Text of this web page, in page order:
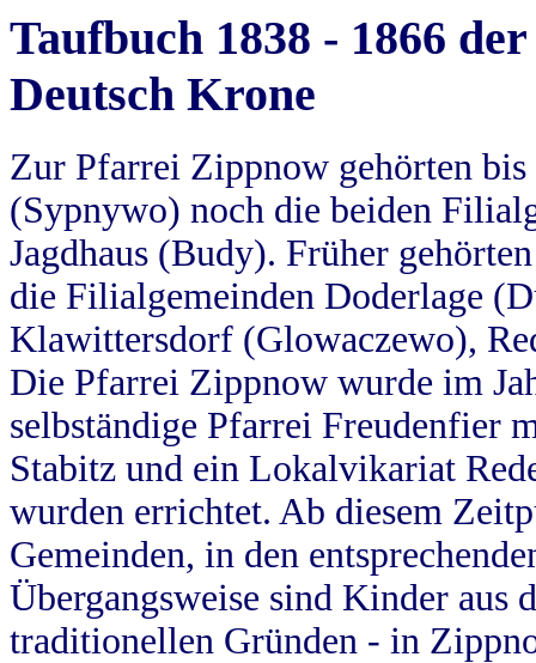
Taufbuch 1838 - 1866
Deutsch Krone
Zur Pfarrei Zippnow gehörten
(Sypnywo) noch die beiden
Jagdhaus (Budy). Früher
die Filialgemeinden Doderlage
Klawittersdorf (Glowaczewo),
Die Pfarrei Zippnow wurde im
selbständige Pfarrei Freudenfier
Stabitz und ein Lokalvikariat
wurden errichtet. Ab diesem
Gemeinden, in den
Übergangsweise sind Kinder aus
traditionellen Gründen - in